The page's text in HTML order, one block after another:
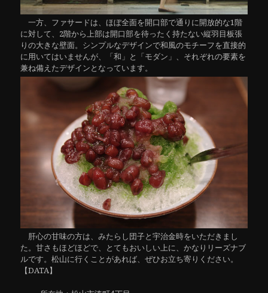
一方、ファサードは、ほぼ全面を開口部で通りに開放的な1階
に対して、2階から上部は開口部を待ったく持たない縦羽目板張
りの大きな壁面。シンプルなデザインで和風のモチーフを直接的
に用いてはいませんが、「和」と「モダン」、それぞれの要素を
兼ね備えたデザインとなっています。
肝心の甘味の方は、みたらし団子と宇治金時をいただきまし
た。甘さもほどほどで、とてもおいしい上に、かなりリーズナブ
ルです。松山に行くことがあれば、ぜひお立ち寄りください。
【DATA】